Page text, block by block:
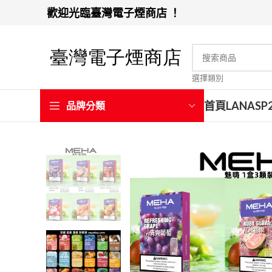
歡迎光臨臺灣電子煙商店 ！
選擇類別
品牌分類 首頁LANA